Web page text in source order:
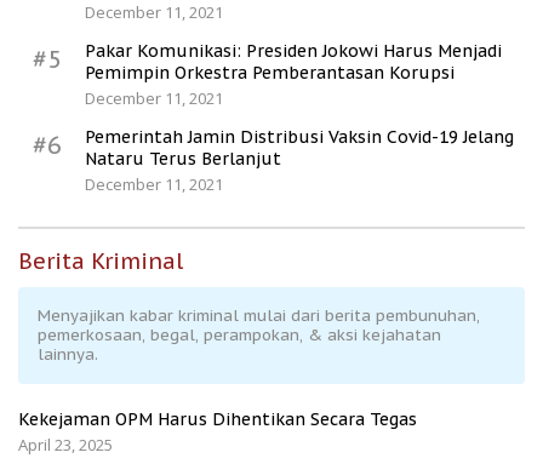
December 11, 2021
#5
Pakar Komunikasi: Presiden Jokowi Harus Menjadi
Pemimpin Orkestra Pemberantasan Korupsi
December 11, 2021
#6
Pemerintah Jamin Distribusi Vaksin Covid-19 Jelang
Nataru Terus Berlanjut
December 11, 2021
Berita Kriminal
Menyajikan kabar kriminal mulai dari berita pembunuhan,
pemerkosaan, begal, perampokan, & aksi kejahatan
lainnya.
Kekejaman OPM Harus Dihentikan Secara Tegas
April 23, 2025